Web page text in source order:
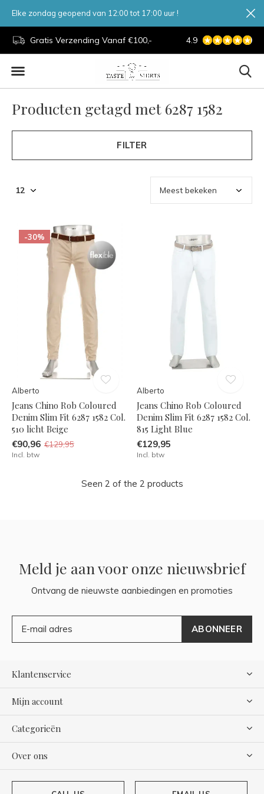
Gratis Verzending Vanaf €100,- 7 Dagen Per
4.9
Elke zondag geopend van 12:00 tot 17:00 uur !
Producten getagd met 6287 1582
FILTER
-30%
Alberto
Jeans Chino Rob Coloured
Denim Slim Fit 6287 1582 Col.
510 licht Beige
€90,96 €129,95
Incl. btw
Alberto
Jeans Chino Rob Coloured
Denim Slim Fit 6287 1582 Col.
815 Light Blue
€129,95
Incl. btw
Seen 2 of the 2 products
Meld je aan voor onze nieuwsbrief
Ontvang de nieuwste aanbiedingen en promoties
ABONNEER
Klantenservice
Mijn account
Categorieën
Over ons